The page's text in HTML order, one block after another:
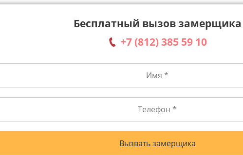
Бесплатный вызов замерщика
+7 (812) 385 59 10